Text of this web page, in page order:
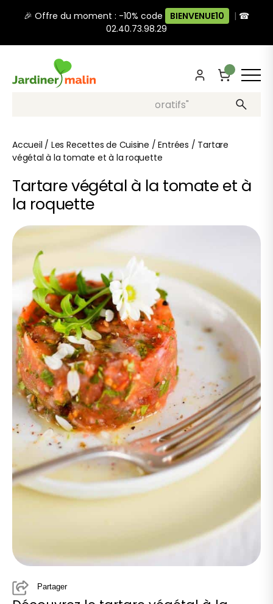
🎉 Offre du moment : -10% code BIENVENUE10 | ☎
02.40.73.98.29
Recherche, ex: "pots décoratifs"
Accueil / Les Recettes de Cuisine /Entrées / Tartare
végétal à la tomate et à la roquette
Tartare végétal à la tomate et à
la roquette
Partager